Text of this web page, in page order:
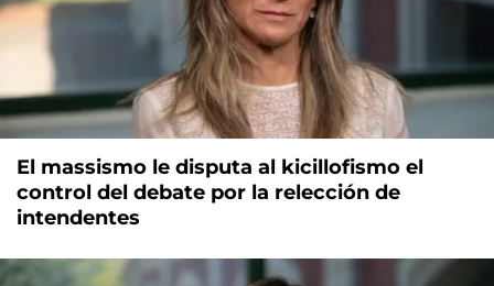
El massismo le disputa al kicillofismo el
control del debate por la relección de
intendentes